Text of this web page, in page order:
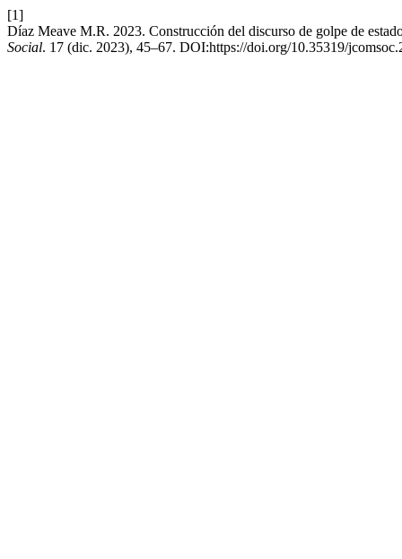
[1]
Díaz Meave M.R. 2023. Construcción del discurso de golpe de
Social. 17 (dic. 2023), 45–67. DOI:https://doi.org/10.35319/